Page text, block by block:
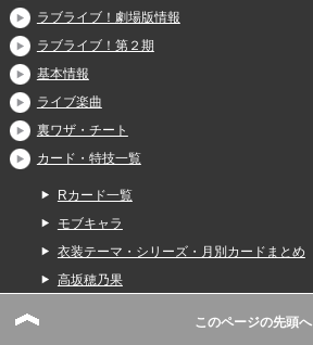
ラブライブ！劇場版情報
ラブライブ！第２期
基本情報
ライブ楽曲
裏ワザ・チート
カード・特技一覧
Rカード一覧
モブキャラ
衣装テーマ・シリーズ・月別カードまとめ
高坂穂乃果
このページの先頭へ